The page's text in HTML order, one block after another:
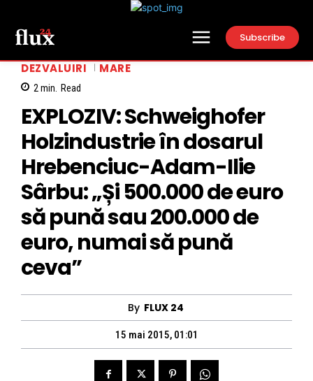
Subscribe
DEZVALUIRI MARE
2 min. Read
EXPLOZIV: Schweighofer
Holzindustrie în dosarul
Hrebenciuc-Adam-Ilie
Sârbu: „Și 500.000 de euro
să pună sau 200.000 de
euro, numai să pună
ceva”
By FLUX 24
15 mai 2015, 01:01